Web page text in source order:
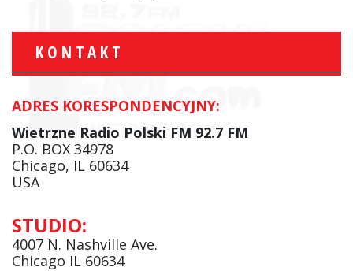
KONTAKT
ADRES KORESPONDENCYJNY:
Wietrzne Radio Polski FM 92.7 FM
P.O. BOX 34978
Chicago, IL 60634
USA
STUDIO:
4007 N. Nashville Ave.
Chicago IL 60634